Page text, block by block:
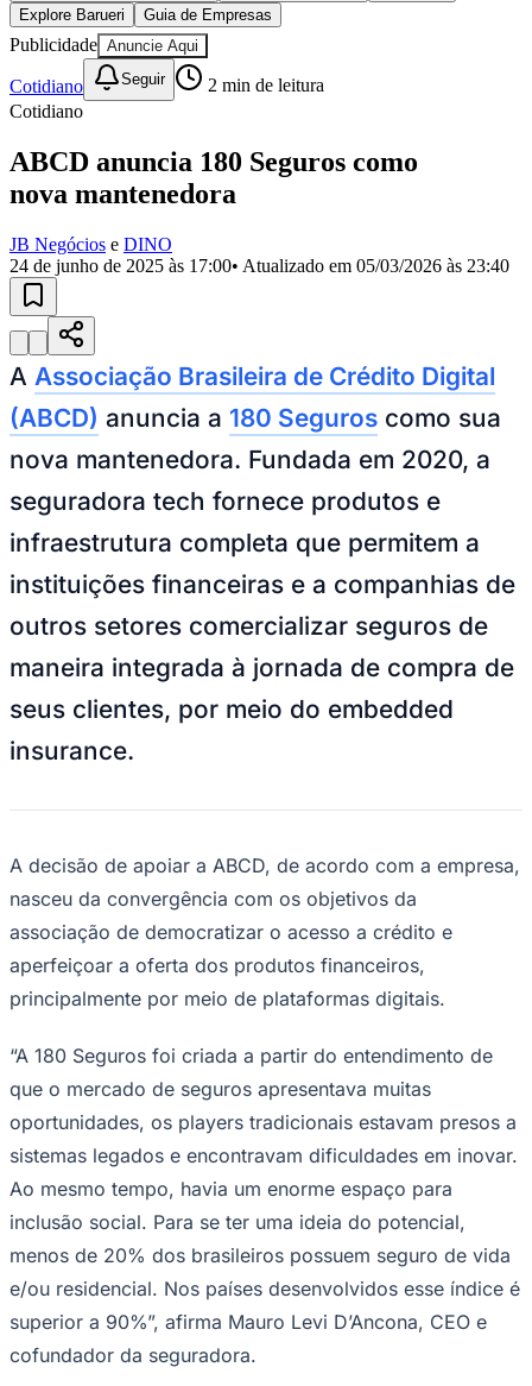
Bairros de Barueri
Selecione sua regiãoPara notícias da sua região
JubranBelval Bethaville
Boa
VistaCalifórniaCarapicuíbaCentroChácaras MarcoCidades da
RegiãoCotiaCruz PretaEngenho Novo
CalifórniaJardim dos Altos
EsperançaJardim GrazielaJardim IracemaJardim ItaquitiJardim
JulioJardim Líbano
Mutinga
Jardim São Pedro
Jardim Tupanci
CamargosParque Imperial Parque Santa LuziaParque VianaPirapora
do Bom JesusRecanto PhrynéaSantana de
ParnaíbaSilveira Tamboré Vale do SolVila BarrosVila Boa Vista Vila
do CondeVila Engenho NovoVila MárciaVila Nossa Sra. da
EscadaVila PortoVotupoca
Para Sua Empresa
Anuncie no Portal
Guia de Empresas
Divulgar Vagas Novo
Publicidade Legal
Negócios Regionais
Turismo
Segurança Regional
Hospitais Estaduais
Parques & Represas
Cidades da Região
Santana de Parnaíba
RochaFrancisco MoratoTaboão da SerraEmbu das ArtesSão Roque
Anuncie Regional
Guia de Empresas
Vagas na Região Novo
Hub de Negócios
Guia Comercial
Selo Verificado
Vagas de Emprego
Concursos
Panorama Econômico
Panorama Econômico
Para Sua Empresa
Anuncie no Portal
Verificar Empresa Novo
Anunciar VagasNovo
NBA
NFL
Explore Barueri
Guia de Empresas
Publicidade Anuncie Aqui
Cotidiano Seguir 2 min de leitura
Cotidiano
ABCD anuncia 180 Seguros como
nova mantenedora
JB Negócios e DINO
24 de junho de 2025 às 17:00• Atualizado em 05/03/2026 às 23:40
A Associação Brasileira de Crédito Digital
(ABCD) anuncia a 180 Seguros como sua
nova mantenedora. Fundada em 2020, a
seguradora tech fornece produtos e
infraestrutura completa que permitem a
instituições financeiras e a companhias de
outros setores comercializar seguros de
maneira integrada à jornada de compra de
seus clientes, por meio do embedded
insurance.
A decisão de apoiar a ABCD, de acordo com a empresa,
nasceu da convergência com os objetivos da
associação de democratizar o acesso a crédito e
aperfeiçoar a oferta dos produtos financeiros,
principalmente por meio de plataformas digitais.
“A 180 Seguros foi criada a partir do entendimento de
que o mercado de seguros apresentava muitas
oportunidades, os players tradicionais estavam presos a
sistemas legados e encontravam dificuldades em inovar.
Ao mesmo tempo, havia um enorme espaço para
inclusão social. Para se ter uma ideia do potencial,
menos de 20% dos brasileiros possuem seguro de vida
e/ou residencial. Nos países desenvolvidos esse índice é
superior a 90%”, afirma Mauro Levi D’Ancona, CEO e
cofundador da seguradora.